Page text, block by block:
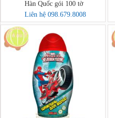
Hàn Quốc gói 100 tờ
Liên hệ 098.679.8008